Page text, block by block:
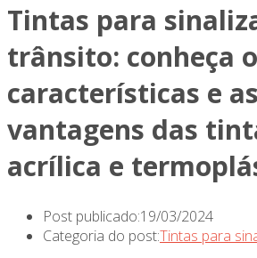
Tintas para
trânsito: conheça
características e as
vantagens das
acrílica e
Post publicado:19/03/2024
Categoria do post:Tintas para